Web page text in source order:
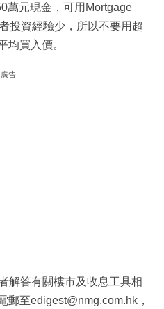
萬元現金，可用Mortgage
投資經驗少，所以不要用超
均買入價。
廣告
解答有關樓市及收息工具相
郵至edigest@nmg.com.hk，